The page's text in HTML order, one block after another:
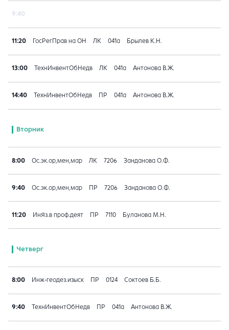
9:40
11:20 ГосРегПрав на ОН ЛК 041a Брылев К.Н.
13:00 ТехнИнвентОбНедв ЛК 041a Антонова В.Ж.
14:40 ТехнИнвентОбНедв ПР 041a Антонова В.Ж.
Вторник
8:00 Ос.эк.ор,мен,мар ЛК 7206 Занданова О.Ф.
9:40 Ос.эк.ор,мен,мар ПР 7206 Занданова О.Ф.
11:20 ИнЯз.в проф.деят ПР 7110 Буланова М.Н.
Четверг
8:00 Инж-геодез.изыск ПР 0124 Соктоев Б.Б.
9:40 ТехнИнвентОбНедв ПР 041a Антонова В.Ж.